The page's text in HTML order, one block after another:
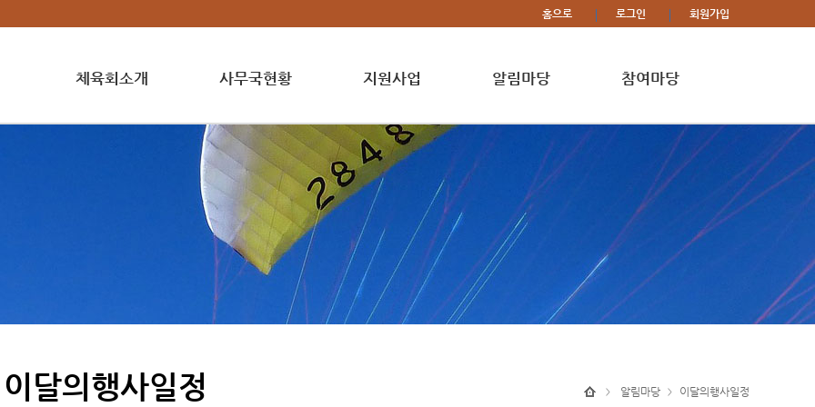
홈으로 로그인 회원가입
체육회소개 사무국현황 지원사업 알림마당 참여마당
이달의행사일정 > 알림마당 > 이달의행사일정